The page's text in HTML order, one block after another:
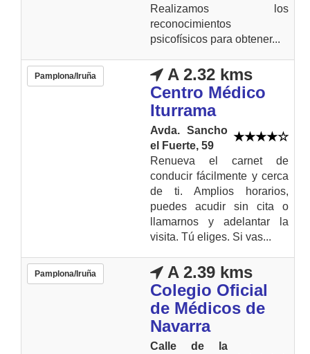
Realizamos los
reconocimientos
psicofísicos para obtener...
Pamplona/Iruña
A 2.32 kms
Centro Médico
Iturrama
Avda. Sancho
el Fuerte, 59
Renueva el carnet de
conducir fácilmente y cerca
de ti. Amplios horarios,
puedes acudir sin cita o
llamarnos y adelantar la
visita. Tú eliges. Si vas...
Pamplona/Iruña
A 2.39 kms
Colegio Oficial
de Médicos de
Navarra
Calle de la